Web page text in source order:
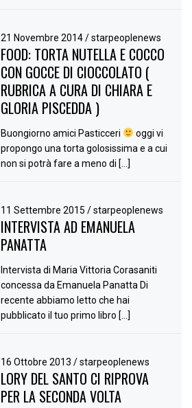
21 Novembre 2014/ starpeoplenews
FOOD: TORTA NUTELLA E COCCO
CON GOCCE DI CIOCCOLATO (
RUBRICA A CURA DI CHIARA E
GLORIA PISCEDDA )
Buongiorno amici Pasticceri
oggi vi
propongo una torta golosissima e a cui
non si potrà fare a meno di […]
11 Settembre 2015/ starpeoplenews
INTERVISTA AD EMANUELA
PANATTA
Intervista di Maria Vittoria Corasaniti
concessa da Emanuela Panatta Di
recente abbiamo letto che hai
pubblicato il tuo primo libro […]
16 Ottobre 2013/ starpeoplenews
LORY DEL SANTO CI RIPROVA
PER LA SECONDA VOLTA